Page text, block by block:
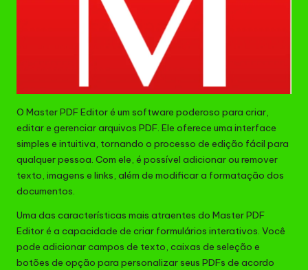
O Master PDF Editor é um software poderoso para criar,
editar e gerenciar arquivos PDF. Ele oferece uma interface
simples e intuitiva, tornando o processo de edição fácil para
qualquer pessoa. Com ele, é possível adicionar ou remover
texto, imagens e links, além de modificar a formatação dos
documentos.
Uma das características mais atraentes do Master PDF
Editor é a capacidade de criar formulários interativos. Você
pode adicionar campos de texto, caixas de seleção e
botões de opção para personalizar seus PDFs de acordo